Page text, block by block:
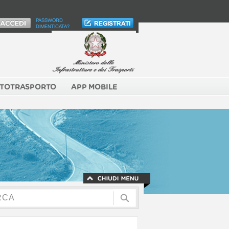
PASSWORD
DIMENTICATA?
APP MOBILE